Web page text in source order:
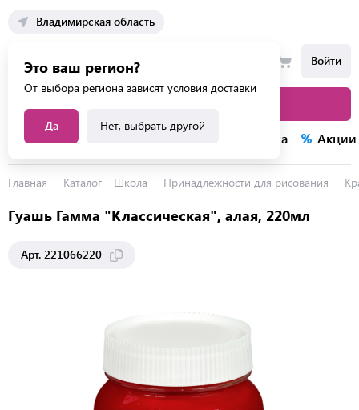
Владимирская область
Это ваш регион?
От выбора региона зависят условия доставки
Да Нет, выбрать другой
Войти
Каталог услуг Распродажа Акции
Главная Каталог Школа Принадлежности для рисования
Гуашь Гамма "Классическая", алая, 220мл
Арт. 221066220